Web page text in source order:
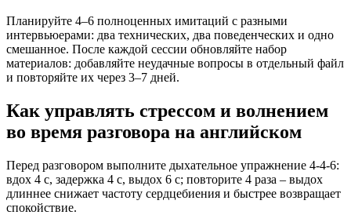
Планируйте 4–6 полноценных имитаций с разными
интервьюерами: два технических, два поведенческих и одно
смешанное. После каждой сессии обновляйте набор
материалов: добавляйте неудачные вопросы в отдельный файл
и повторяйте их через 3–7 дней.
Как управлять стрессом и волнением
во время разговора на английском
Перед разговором выполните дыхательное упражнение 4-4-6:
вдох 4 с, задержка 4 с, выдох 6 с; повторите 4 раза – выдох
длиннее снижает частоту сердцебиения и быстрее возвращает
спокойствие.